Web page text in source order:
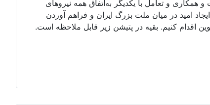
همکاری و تعامل با یکدیگر به‌اتفاق همه نیروهای
امید در میان ملت بزرگ ایران و فراهم آوردن
اقدام کنیم. بقیه در پتیشن زیر قابل ملاحظه است.